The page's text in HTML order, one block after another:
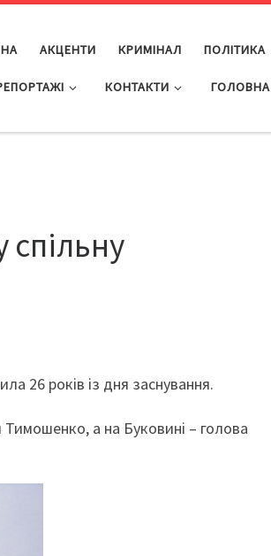
АКЦЕНТИ КРИМІНАЛ ПОЛІТИКА
КОНТАКТИ ГОЛОВНА
26 років із дня заснування.
Тимошенко, а на Буковині – голова